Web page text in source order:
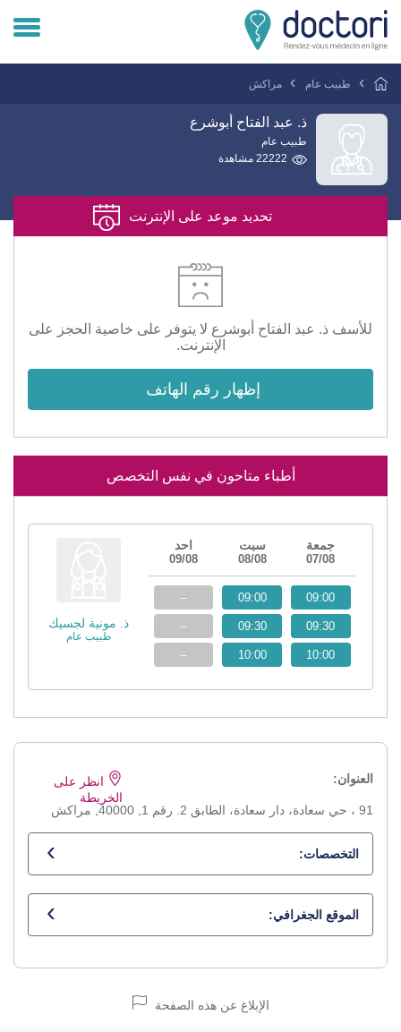
تسجيل دخول المريض
تسجيل دخول الطبيب
طبيب عام مراكش
ذ. عبد الفتاح أبوشرع
طبيب عام
22222 مشاهدة
تحديد موعد على الإنترنت
للأسف ذ. عبد الفتاح أبوشرع لا يتوفر على خاصية الحجز على
الإنترنت.
إظهار رقم الهاتف
أطباء متاحون في نفس التخصص
ذ. مونية لجسيك
طبيب عام
جمعة
07/08
سبت
08/08
احد
09/08
09:00
09:30
10:00
09:00
09:30
10:00
--
--
--
العنوان:
91 ، حي سعادة، دار سعادة، الطابق 2. رقم 1, 40000, مراكش
انظر على
الخريطة
التخصصات:
طبيب عام
الموقع الجغرافي:
الإبلاغ عن هذه الصفحة